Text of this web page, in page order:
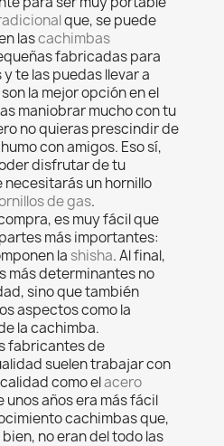
que, se puede
lascachimbas
fabricadas para
te las puedas llevar a
la mejor opción en el
maniobrar mucho con tu
no quieras prescindir de
con amigos. Eso sí,
disfrutar de tu
un hornillo
de gas.
es muy fácil que
más importantes:
la shisha. Al final,
más determinantes no
sino que también
aspectos como la
la cachimba.
fabricantes de
suelen trabajar con
como elacero
unos años era más fácil
cachimbas que,
no eran del todo las